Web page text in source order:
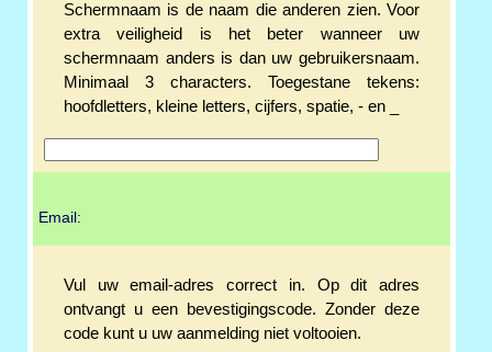
Schermnaam is de naam die anderen zien. Voor
extra veiligheid is het beter wanneer uw
schermnaam anders is dan uw gebruikersnaam.
Minimaal 3 characters. Toegestane tekens:
hoofdletters, kleine letters, cijfers, spatie, - en _
Email:
Vul uw email-adres correct in. Op dit adres
ontvangt u een bevestigingscode. Zonder deze
code kunt u uw aanmelding niet voltooien.